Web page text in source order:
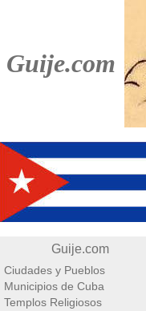
Guije.com
Guije.com
Ciudades y Pueblos
Municipios de Cuba
Templos Religiosos